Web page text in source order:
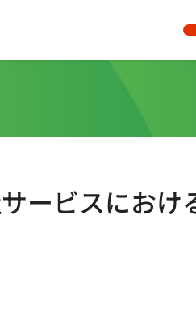
ービスにおけ